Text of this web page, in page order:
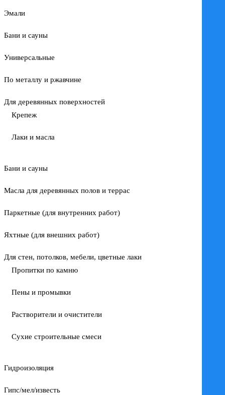
Эмали
Бани и сауны
Универсальные
По металлу и ржавчине
Для деревянных поверхностей
Крепеж
Лаки и масла
Бани и сауны
Масла для деревянных полов и террас
Паркетные (для внутренних работ)
Яхтные (для внешних работ)
Для стен, потолков, мебели, цветные лаки
Пропитки по камню
Пены и промывки
Растворители и очистители
Сухие строительные смеси
Гидроизоляция
Гипс/мел/известь